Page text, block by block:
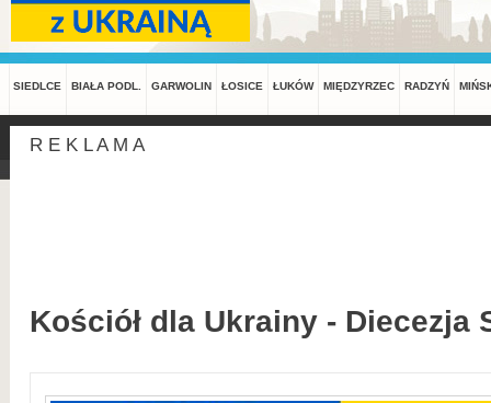
SIEDLCE BIAŁA PODL. GARWOLIN ŁOSICE ŁUKÓW MIĘDZYRZEC RADZYŃ
R E K L A M A
Kościół dla Ukrainy - Diecezja